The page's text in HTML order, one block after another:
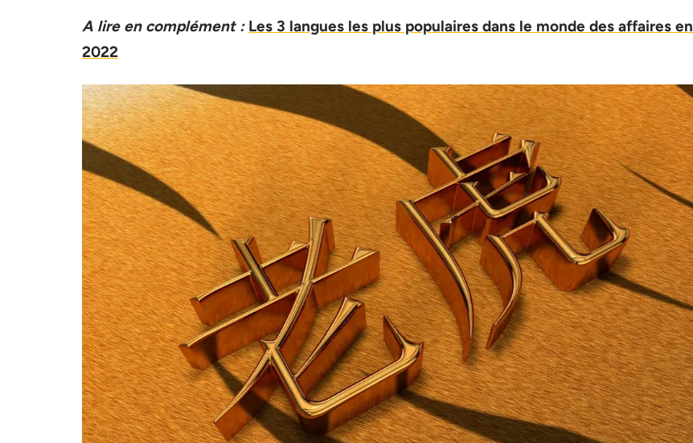
A lire en complément : Les 3 langues les plus populaires dans le monde des affaires en
2022